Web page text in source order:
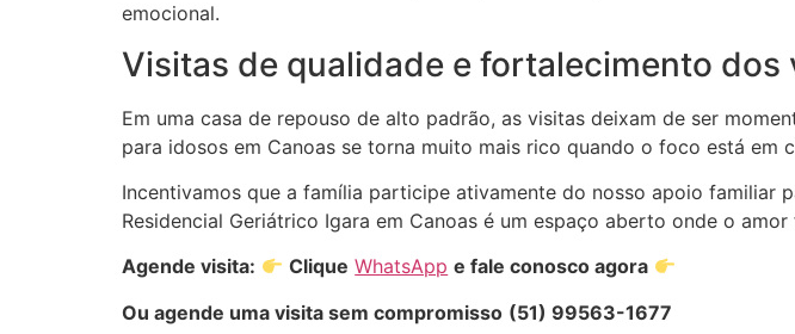
emocional.
Visitas de qualidade e fortalecimento dos
Em uma casa de repouso de alto padrão, as visitas deixam de ser
para idosos em Canoas se torna muito mais rico quando o foco está
Incentivamos que a família participe ativamente do nosso apoio familiar
Residencial Geriátrico Igara em Canoas é um espaço aberto onde o
Agende visita:
Clique WhatsApp e fale conosco agora
Ou agende uma visita sem compromisso (51) 99563-1677